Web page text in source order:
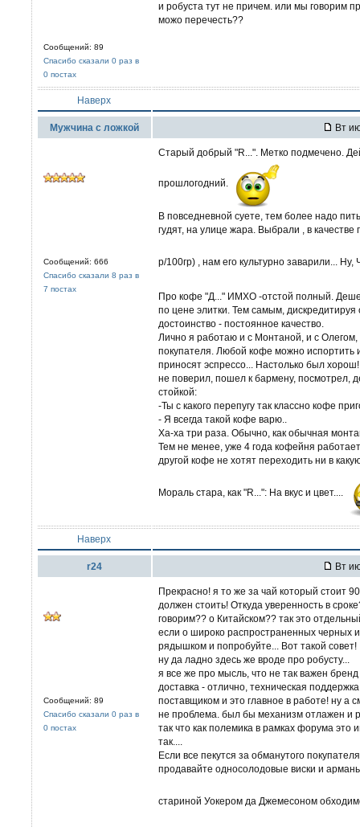
Сообщений: 89
Спасибо сказали 0 раз в
0 постах
и робуста тут не причем. или мы говорим
можо перечесть??
Наверх
Мужчина с ложкой Вт
Сообщений: 666
Спасибо сказали 8 раз в
7 постах
Старый добрый "R...". Метко подмечено.
прошлогодний.
В повседневной суете, тем более надо
гудят, на улице жара. Выбрали , в
р/100гр) , нам его культурно заварили... Ну,
Про кофе "Д..." ИМХО -отстой полный.
по цене элитки. Тем самым,
достоинство - постоянное качество.
Лично я работаю и с Монтаной, и с
покупателя. Любой кофе можно испортить
приносят эспрессо... Настолько был
не поверил, пошел к бармену, посмотрел,
стойкой:
-Ты с какого перепугу так классно кофе
- Я всегда такой кофе варю..
Ха-ха три раза. Обычно, как обычная
Тем не менее, уже 4 года кофейня
другой кофе не хотят переходить ни в
Мораль стара, как "R...": На вкус и цвет....
Наверх
r24 Вт
Сообщений: 89
Спасибо сказали 0 раз в
0 постах
Прекрасно! я то же за чай который стоит
должен стоить! Откуда уверенность в
говорим?? о Китайском?? так это
если о широко распространенных черных
рядышком и попробуйте... Вот такой совет!
ну да ладно здесь же вроде про робусту...
я все же про мысль, что не так важен
доставка - отлично, техническая
поставщиком и это главное в работе! ну а
не проблема. был бы механизм отлажен и
так что как полемика в рамках форума это
так....
Если все пекутся за обманутого
продавайте односолодовые виски и
стариной Уокером да Джемесоном